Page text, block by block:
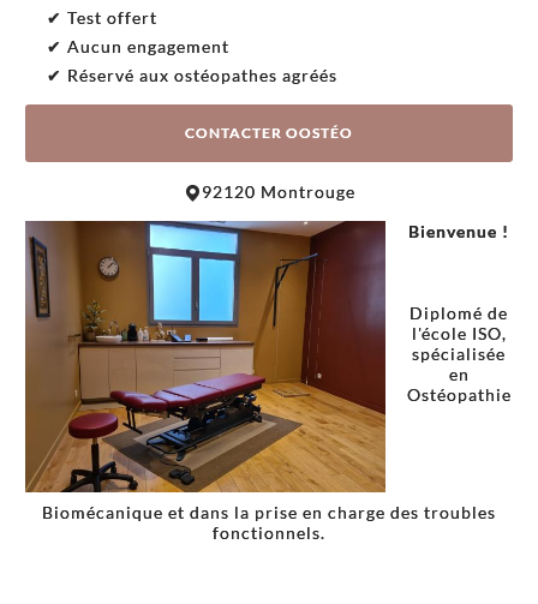
✔ Test offert
✔ Aucun engagement
✔ Réservé aux ostéopathes agréés
CONTACTER OOSTÉO
+
92120 Montrouge
Bienvenue !
Diplomé de
l'école ISO,
spécialisée
en
Ostéopathie
Biomécanique et dans la prise en charge des troubles
fonctionnels.